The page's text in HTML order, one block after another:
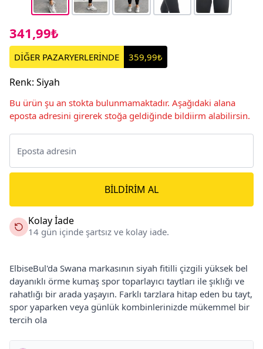
341,99₺
DİĞER PAZARYERLERİNDE 359,99₺
Renk: Siyah
Bu ürün şu an stokta bulunmamaktadır. Aşağıdaki alana
eposta adresini girerek stoğa geldiğinde bildiirm alabilirsin.
BILDIRIM AL
Kolay İade
14 gün içinde şartsız ve kolay iade.
ElbiseBul'da Swana markasının siyah fitilli çizgili yüksek bel
dayanıklı örme kumaş spor toparlayıcı taytları ile şıklığı ve
rahatlığı bir arada yaşayın. Farklı tarzlara hitap eden bu tayt,
spor yaparken veya günlük kombinlerinizde mükemmel bir
tercih ola